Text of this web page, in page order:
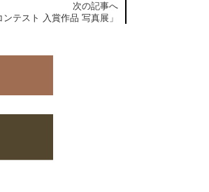
次の記事へ
テスト 入賞作品 写真展」